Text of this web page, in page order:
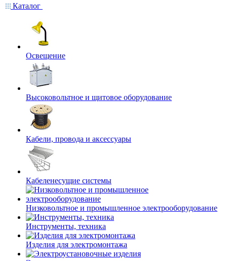
Каталог
Освещение
Высоковольтное и щитовое оборудование
Кабели, провода и аксессуары
Кабеленесущие системы
Низковольтное и промышленное электрооборудование
Инструменты, техника
Изделия для электромонтажа